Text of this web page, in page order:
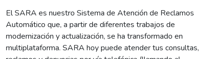
El SARA es nuestro Sistema de Atención de Reclamos
Automático que, a partir de diferentes trabajos de
modernización y actualización, se ha transformado en
multiplataforma. SARA hoy puede atender tus consultas,